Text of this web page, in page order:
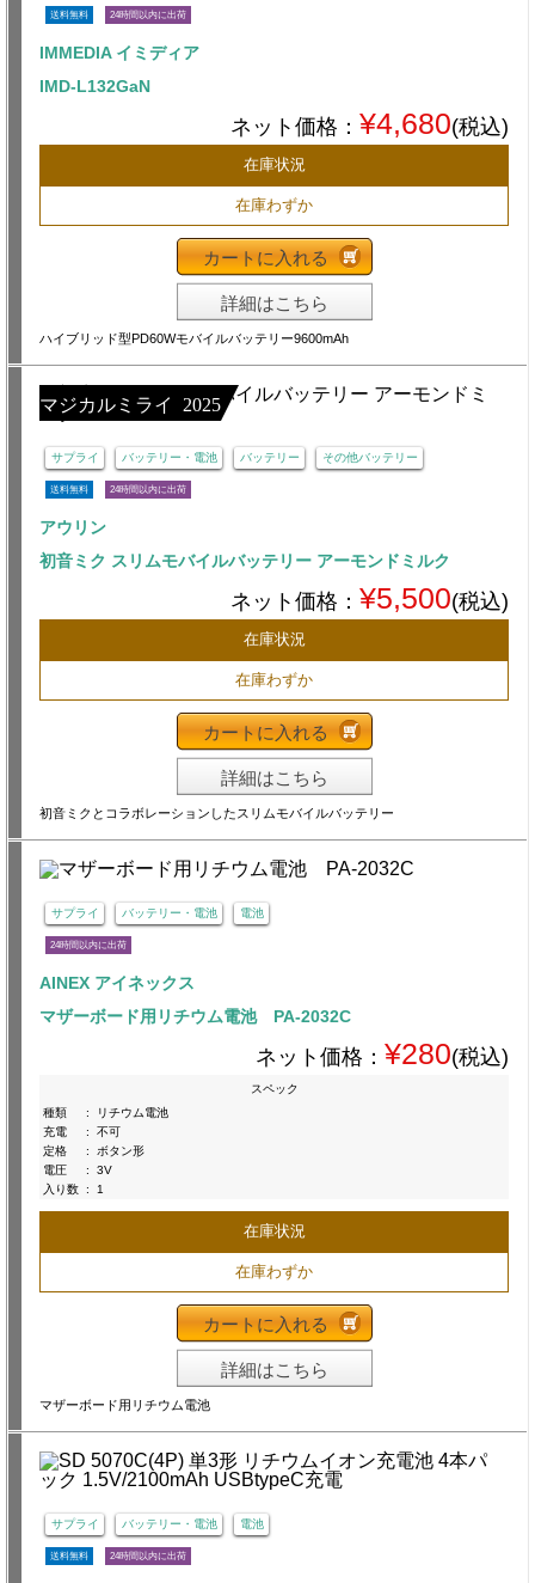
送料無料 24時間以内に出荷
IMMEDIA イミディア
IMD-L132GaN
ネット価格： ¥4,680(税込)
在庫状況
在庫わずか
カートに入れる
詳細はこちら
ハイブリッド型PD60Wモバイルバッテリー9600mAh
マジカルミライ 2025
サプライ バッテリー・電池 バッテリー その他バッテリー
送料無料 24時間以内に出荷
アウリン
初音ミク スリムモバイルバッテリー アーモンドミルク
ネット価格： ¥5,500(税込)
在庫状況
在庫わずか
カートに入れる
詳細はこちら
初音ミクとコラボレーションしたスリムモバイルバッテリー
サプライ バッテリー・電池 電池
24時間以内に出荷
AINEX アイネックス
マザーボード用リチウム電池 PA-2032C
ネット価格： ¥280(税込)
スペック
種類
:
リチウム電池
充電
:
不可
定格
:
ボタン形
電圧
:
3V
入り数 : 1
在庫状況
在庫わずか
カートに入れる
詳細はこちら
マザーボード用リチウム電池
サプライ バッテリー・電池 電池
送料無料 24時間以内に出荷